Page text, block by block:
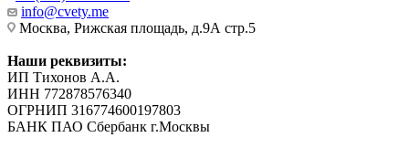
info@cvety.me
Москва, Рижская площадь, д.9А стр.5
Наши реквизиты:
ИП Тихонов А.А.
ИНН 772878576340
ОГРНИП 316774600197803
БАНК ПАО Сбербанк г.Москвы